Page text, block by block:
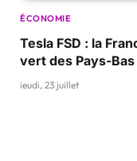
ÉCONOMIE
Tesla FSD : la
vert des Pays-Bas
jeudi, 23 juillet